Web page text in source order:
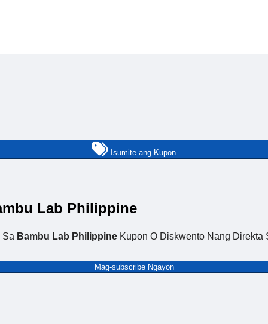
Isumite ang Kupon
Lab Philippine
Sa Bambu Lab PhilippineKupon O Diskwento Nang Direkta
Mag-subscribe Ngayon